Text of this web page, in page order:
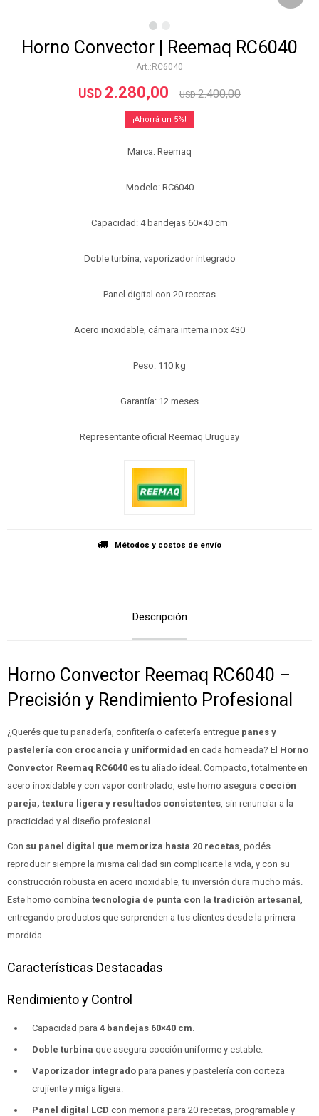
Horno Convector | Reemaq RC6040
RC6040
USD 2.280,00 USD 2.400,00
5
Marca: Reemaq
Modelo: RC6040
Capacidad: 4 bandejas 60×40 cm
Doble turbina, vaporizador integrado
Panel digital con 20 recetas
Acero inoxidable, cámara interna inox 430
Peso: 110 kg
Garantía: 12 meses
Representante oficial Reemaq Uruguay
Métodos y costos de envío
Descripción
Horno Convector Reemaq RC6040 –
Precisión y Rendimiento Profesional
¿Querés que tu panadería, confitería o cafetería entregue panes y
pastelería con crocancia y uniformidad en cada horneada? El Horno
Convector Reemaq RC6040 es tu aliado ideal. Compacto, totalmente en
acero inoxidable y con vapor controlado, este horno asegura cocción
pareja, textura ligera y resultados consistentes , sin renunciar a la
practicidad y al diseño profesional.
Con su panel digital que memoriza hasta 20 recetas , podés
reproducir siempre la misma calidad sin complicarte la vida, y con su
construcción robusta en acero inoxidable, tu inversión dura mucho más.
Este horno combina tecnología de punta con la tradición artesanal
entregando productos que sorprenden a tus clientes desde la primera
mordida.
Características Destacadas
Rendimiento y Control
Capacidad para 4 bandejas 60×40 cm.
Doble turbina que asegura cocción uniforme y estable.
Vaporizador integrado para panes y pastelería con corteza
crujiente y miga ligera.
Panel digital LCD con memoria para 20 recetas, programable y